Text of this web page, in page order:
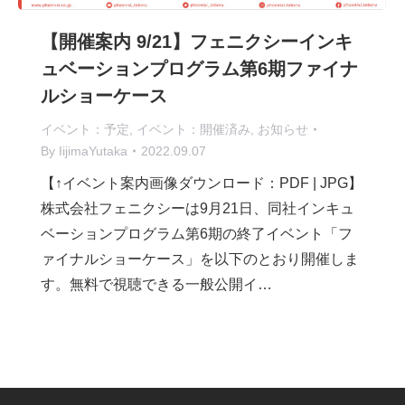
【開催案内 9/21】フェニクシーインキ
ュベーションプログラム第6期ファイナ
ルショーケース
イベント：予定 イベント：開催済み
お知らせ
By IijimaYutaka 2022.09.07
【↑イベント案内画像ダウンロード：PDF | JPG】
株式会社フェニクシーは9月21日、同社インキュ
ベーションプログラム第6期の終了イベント「フ
ァイナルショーケース」を以下のとおり開催しま
す。無料で視聴できる一般公開イ…